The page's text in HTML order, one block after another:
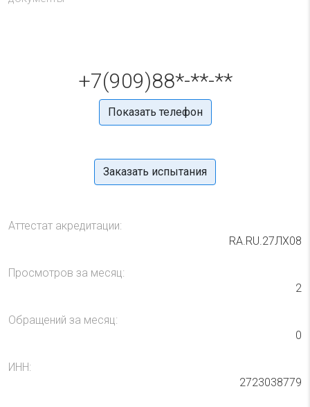
+7(909)88*-**-**
Показать телефон
Заказать испытания
Аттестат акредитации:
RA.RU.27ЛХ08
Просмотров за месяц:
2
Обращений за месяц:
0
ИНН:
2723038779